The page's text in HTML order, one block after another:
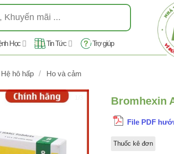
Học Tin Tức Trợ giúp
Hệ hô hấp / Ho và cảm
Bromhexin
File PDF
Thuốc kê đơn